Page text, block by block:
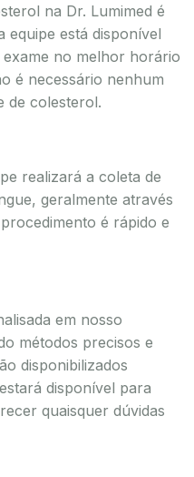
na Dr. Lumimed é
equipe está disponível
no melhor horário
é necessário nenhum
de colesterol.
realizará a coleta de
geralmente através
é rápido e
em nosso
métodos precisos e
disponibilizados
disponível para
quaisquer dúvidas